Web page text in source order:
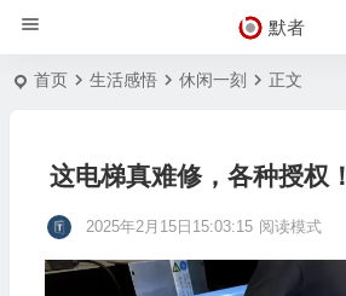
默者
首页 生活感悟 休闲一刻 正文
这电梯真难修，各种授权！
2025年2月15日15:03:15 阅读模式